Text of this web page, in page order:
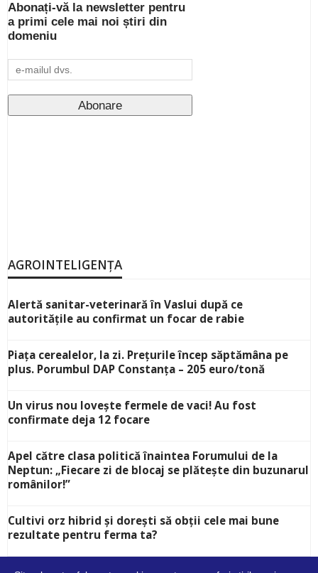
Abonați-vă la newsletter pentru
a primi cele mai noi știri din
domeniu
AGROINTELIGENȚA
Alertă sanitar-veterinară în Vaslui după ce
autoritățile au confirmat un focar de rabie
Piața cerealelor, la zi. Prețurile încep săptămâna pe
plus. Porumbul DAP Constanța – 205 euro/tonă
Un virus nou lovește fermele de vaci! Au fost
confirmate deja 12 focare
Apel către clasa politică înaintea Forumului de la
Neptun: „Fiecare zi de blocaj se plătește din buzunarul
românilor!”
Cultivi orz hibrid și dorești să obții cele mai bune
rezultate pentru ferma ta?